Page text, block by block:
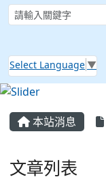
Select Language ▼
本站消息
文章列表